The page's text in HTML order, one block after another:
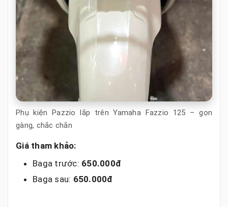
Phụ kiện Pazzio lắp trên Yamaha Fazzio 125 – gọn
gàng, chắc chắn
Giá tham khảo:
Baga trước: 650.000đ
Baga sau: 650.000đ